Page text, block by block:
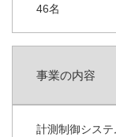
46名
事業の内容
計測制御シス